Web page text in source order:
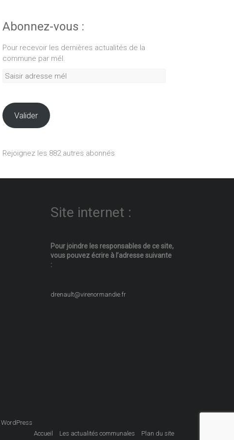
Abonnez-vous :
Pour recevoir les dernières actualités de la
commune par mél.
Saisir
Valider
Rejoignez les 882 autres abonnés
Site internet :
Pour joindre les responsables de ce site,
vous pouvez écrire à l’adresse suivante
:
drenault@virenormandie.fr
WordPress
Accueil
Les actualités communales Plan du site